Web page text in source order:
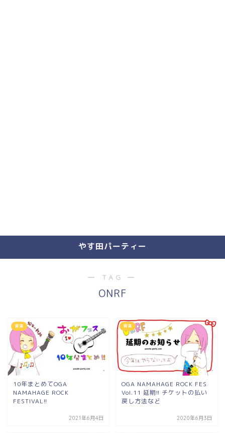
やす田パーティー
― TAG ―
ONRF
音楽
10年まとめてOGA
NAMAHAGE ROCK
FESTIVAL!!
2021年6月4日
音楽
OGA NAMAHAGE ROCK FES
Vol.11 延期!! チケットの払い
戻し方法など
2020年6月3日